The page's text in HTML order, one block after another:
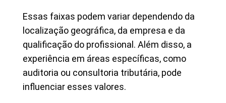
Essas faixas podem variar dependendo da
localização geográfica, da empresa e da
qualificação do profissional. Além disso, a
experiência em áreas específicas, como
auditoria ou consultoria tributária, pode
influenciar esses valores.